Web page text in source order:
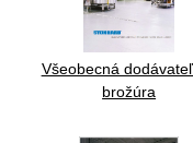
Všeobecná
brožúra